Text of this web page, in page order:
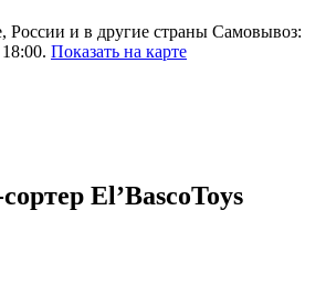
России и в другие страны Самовывоз:
Показать на карте
El’BascoToys